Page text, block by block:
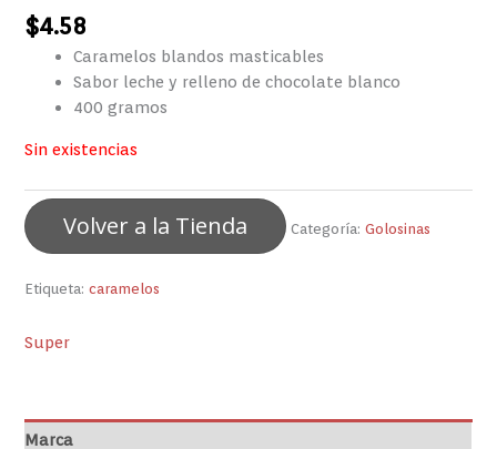
$4.58
Caramelos blandos masticables
Sabor leche y relleno de chocolate blanco
400 gramos
Sin existencias
Volver a la Tienda Categoría:Golosinas
Etiqueta:caramelos
Super
Marca